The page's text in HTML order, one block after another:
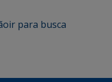
ir para busca